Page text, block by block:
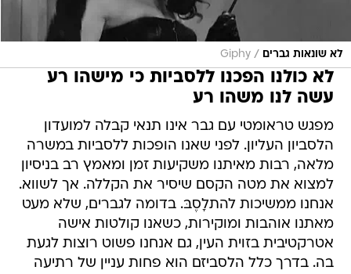
לא שונאות גברים /
Giphy
לא כולנו הפכנו ללסביות כי מישהו רע
עשה לנו משהו רע
מפגש טראומטי עם גבר אינו תנאי קבלה למועדון
הלסביון העליון. לפני שאנו הופכות ללסביות במשרה
מלאה, רבות מאיתנו משקיעות זמן ומאמץ רב בניסיון
למצוא את מטה הקסם שיסיר את הקללה. אך לשווא.
אנחנו ממשיכות להתלָסֶבּ. בדומה לגברים, שלא מעט
מאתנו אוהבות ומוקירות, כשאנו קולטות אישה
אטרקטיבית בזוית העין, גם אנחנו פשוט רוצות לגעת
בה. בדרך כלל הלסביזם הוא פחות עניין של רתיעה